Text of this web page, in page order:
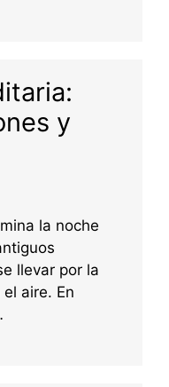
y
la noche
llevar por la
aire. En